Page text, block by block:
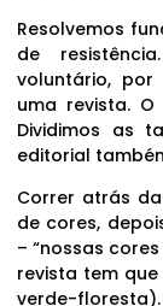
Resolvemos
de
voluntário,
uma revista.
Dividimos as
editorial
Correr atrás
de cores,
– “nossas
revista tem
verde-floresta).